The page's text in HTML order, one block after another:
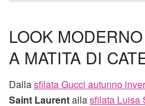
LOOK
A MATITA DI
Dallasfilata Gucci autunno
Saint Laurentallasfilata Luisa